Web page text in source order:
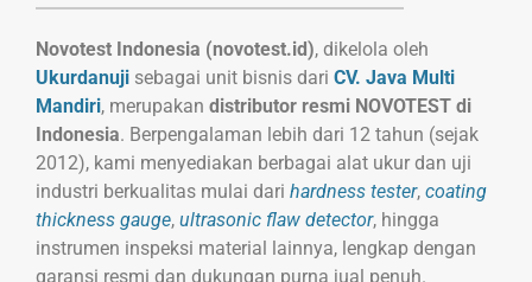
Novotest Indonesia (novotest.id), dikelola oleh
Ukurdanuji sebagai unit bisnis dari CV. Java Multi
Mandiri, merupakan distributor resmi NOVOTEST di
Indonesia. Berpengalaman lebih dari 12 tahun (sejak
2012), kami menyediakan berbagai alat ukur dan uji
industri berkualitas mulai dari hardness tester, coating
thickness gauge, ultrasonic flaw detector, hingga
instrumen inspeksi material lainnya, lengkap dengan
garansi resmi dan dukungan purna jual penuh.